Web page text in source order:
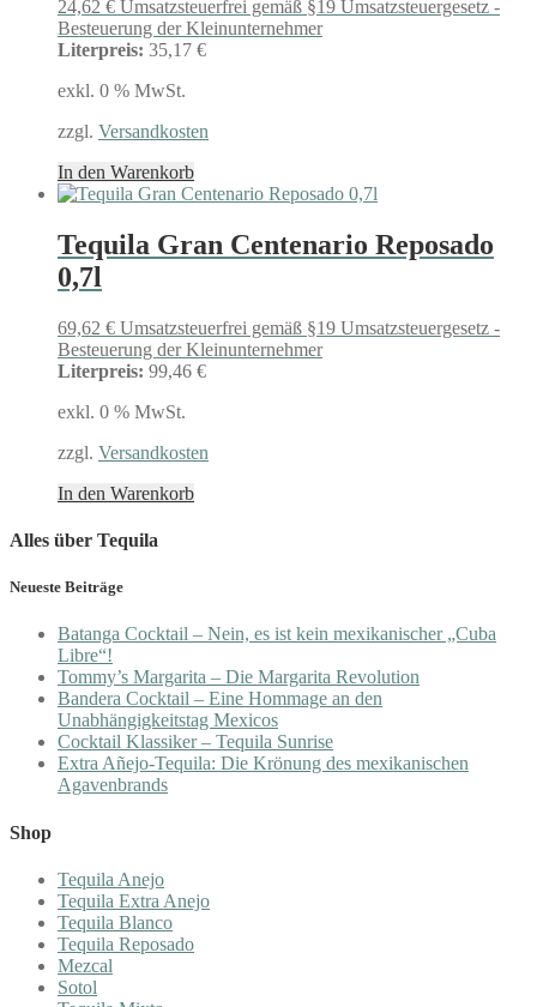
24,62 € Umsatzsteuerfrei gemäß §19 Umsatzsteuergesetz -
Besteuerung der Kleinunternehmer
Literpreis: 35,17 €
exkl. 0 % MwSt.
zzgl. Versandkosten
In den Warenkorb
Tequila Gran Centenario Reposado
0,7l
69,62 € Umsatzsteuerfrei gemäß §19 Umsatzsteuergesetz -
Besteuerung der Kleinunternehmer
Literpreis: 99,46 €
exkl. 0 % MwSt.
zzgl. Versandkosten
In den Warenkorb
Alles über Tequila
Neueste Beiträge
Batanga Cocktail – Nein, es ist kein mexikanischer „Cuba
Libre“!
Tommy’s Margarita – Die Margarita Revolution
Bandera Cocktail – Eine Hommage an den
Unabhängigkeitstag Mexicos
Cocktail Klassiker – Tequila Sunrise
Extra Añejo-Tequila: Die Krönung des mexikanischen
Agavenbrands
Shop
Tequila Anejo
Tequila Extra Anejo
Tequila Blanco
Tequila Reposado
Mezcal
Sotol